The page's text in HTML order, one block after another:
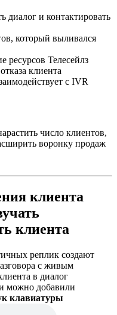
диалог и контактировать
который выливался
ресурсов Телесейлз
клиента
с IVR
число клиентов,
воронку продаж
клиента
клиента
реплик создают
с живым
в диалог
можно добавили
клавиатуры